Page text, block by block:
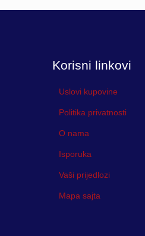
Korisni linkovi
Uslovi kupovine
Politika privatnosti
O nama
Isporuka
Vaši prijedlozi
Mapa sajta